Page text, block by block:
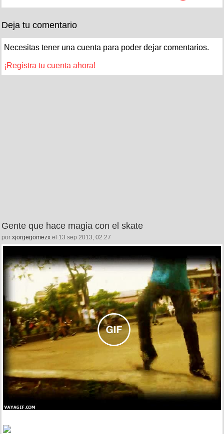
Deja tu comentario
Necesitas tener una cuenta para poder dejar comentarios.
¡Registra tu cuenta ahora!
Gente que hace magia con el skate
por xjorgegomezx el 13 sep 2013, 02:27